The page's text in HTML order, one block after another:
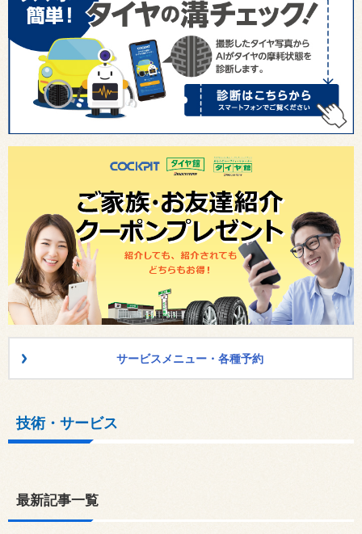
サービスメニュー・各種予約
技術・サービス
最新記事一覧